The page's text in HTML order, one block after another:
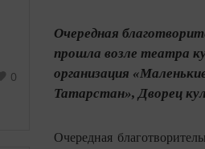
0
Очередная
прошла возле театра
организация
Татарстан», Дворец
Очередная